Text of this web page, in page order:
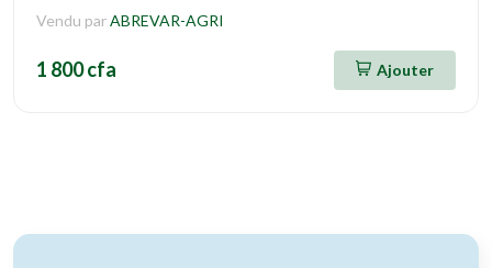
Vendu parABREVAR-AGRI
1 800 cfa Ajouter